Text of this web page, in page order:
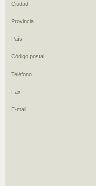
Ciudad
Provincia
País
Código postal
Teléfono
Fax
E-mail